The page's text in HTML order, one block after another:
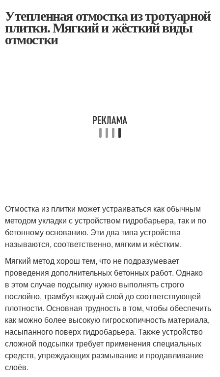
Утепленная отмостка из тротуарной
плитки. Мягкий и жёсткий виды
отмостки
Отмостка из плитки может устраиваться как обычным
методом укладки с устройством гидробарьера, так и по
бетонному основанию. Эти два типа устройства
называются, соответственно, мягким и жёстким.
Мягкий метод хорош тем, что не подразумевает
проведения дополнительных бетонных работ. Однако
в этом случае подсыпку нужно выполнять строго
послойно, трамбуя каждый слой до соответствующей
плотности. Основная трудность в том, чтобы обеспечить
как можно более высокую гигроскопичность материала,
насыпанного поверх гидробарьера. Также устройство
сложной подсыпки требует применения специальных
средств, упреждающих размывание и продавливание
слоёв.